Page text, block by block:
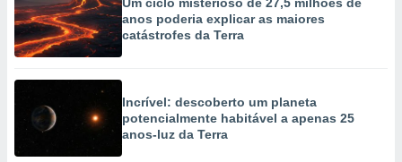
anos poderia explicar as maiores
catástrofes da Terra
Incrível: descoberto um planeta
potencialmente habitável a apenas 25
anos-luz da Terra